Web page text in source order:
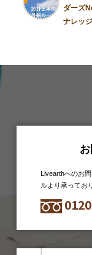
ダーズ
ナレッジ
Livearthへのお
ルより承ってお